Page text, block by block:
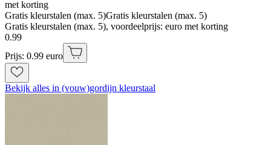
met korting
Gratis kleurstalen (max. 5)Gratis kleurstalen (max. 5)
Gratis kleurstalen (max. 5), voordeelprijs: euro met korting
0.99
Prijs: 0.99 euro
Bekijk alles in (vouw)gordijn kleurstaal